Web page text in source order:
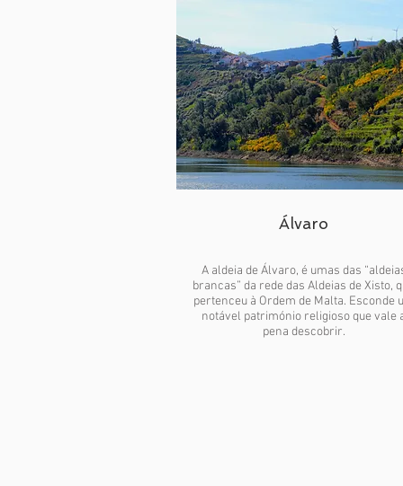
Álvaro
A aldeia de Álvaro, é umas das
brancas” da rede das Aldeias de Xisto,
pertenceu à Ordem de Malta. Esconde
notável património religioso que vale
pena descobrir.